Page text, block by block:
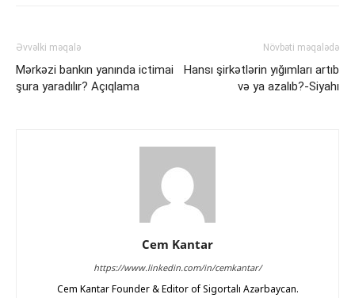
Əvvəlki məqalə
Mərkəzi bankın yanında ictimai
şura yaradılır? Açıqlama
Növbəti məqalədə
Hansı şirkətlərin yığımları artıb
və ya azalıb?-Siyahı
Cem Kantar
https://www.linkedin.com/in/cemkantar/
Cem Kantar Founder & Editor of Sigortalı Azərbaycan.